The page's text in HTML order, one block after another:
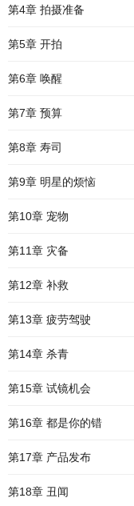
第4章 拍摄准备
第5章 开拍
第6章 唤醒
第7章 预算
第8章 寿司
第9章 明星的烦恼
第10章 宠物
第11章 灾备
第12章 补救
第13章 疲劳驾驶
第14章 杀青
第15章 试镜机会
第16章 都是你的错
第17章 产品发布
第18章 丑闻